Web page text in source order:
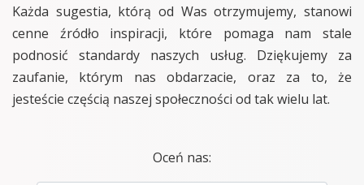
Każda sugestia, którą od Was otrzymujemy, stanowi
cenne źródło inspiracji, które pomaga nam stale
podnosić standardy naszych usług. Dziękujemy za
zaufanie, którym nas obdarzacie, oraz za to, że
jesteście częścią naszej społeczności od tak wielu lat.
Oceń nas: